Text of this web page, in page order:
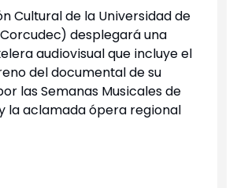
Cultural de la Universidad de
desplegará una
audiovisual que incluye el
del documental de su
las Semanas Musicales de
la aclamada ópera regional